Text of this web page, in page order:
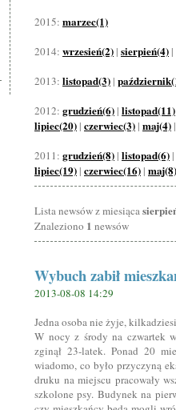
2015: marzec(1)
2014: wrzesień(2) | sierpień(4) |
2013: listopad(3) |
2012: grudzień(6) | listopad(11)
lipiec(20) | czerwiec(3) | maj(4)
2011: grudzień(8) | listopad(6) |
lipiec(19) | czerwiec(16) | maj(8)
Lista newsów z miesiąca
Znaleziono 1 newsów
Wybuch zabił
2013-08-08 14:29
Jedna osoba nie żyje,
W nocy z środy na czwartek
zginął 23-latek. Ponad 20
wiadomo, co było przyczyną
druku na miejscu pracowały
szkolone psy. Budynek na